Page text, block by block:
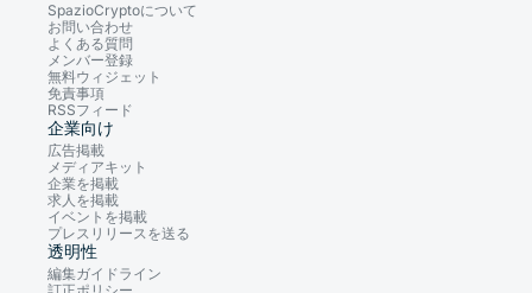
SpazioCryptoについて
お問い合わせ
よくある質問
メンバー登録
無料ウィジェット
免責事項
RSSフィード
企業向け
広告掲載
メディアキット
企業を掲載
求人を掲載
イベントを掲載
プレスリリースを送る
透明性
編集ガイドライン